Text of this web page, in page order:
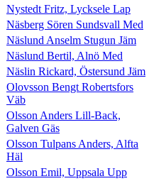
Nystedt Fritz, Lycksele Lap
Näsberg Sören Sundsvall Med
Näslund Anselm Stugun Jäm
Näslund Bertil, Alnö Med
Näslin Rickard, Östersund Jäm
Olovsson Bengt Robertsfors
Väb
Olsson Anders Lill-Back,
Galven Gäs
Olsson Tulpans Anders, Alfta
Häl
Olsson Emil, Uppsala Upp